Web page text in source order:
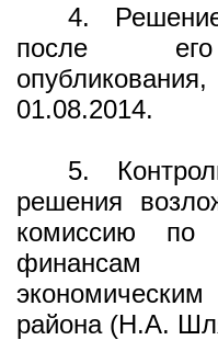
4.
после его
01.08.2014.
5.
решения
комиссию по
финансам
района (Н.А.